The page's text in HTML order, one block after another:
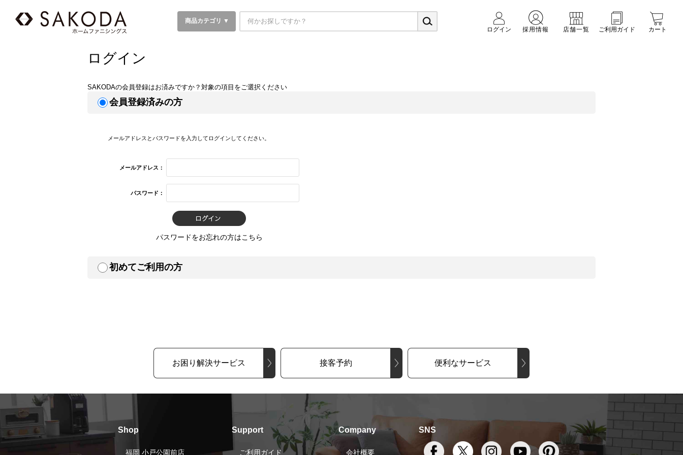
商品カテゴリ ▼
ログイン
採用情報 店舗一覧 ご利用ガイド カート
ログイン
SAKODAの会員登録はお済みですか？対象の項目をご選択ください
会員登録済みの方
メールアドレスとパスワードを入力してログインしてください。
メールアドレス：
パスワード：
パスワードをお忘れの方はこちら
初めてご利用の方
お困り解決サービス 接客予約 便利なサービス
Shop
福岡 小戸公園前店
Support
ご利用ガイド
Company
会社概要
SNS